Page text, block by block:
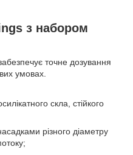
з набором
точне дозування
умовах.
скла, стійкого
різного діаметру